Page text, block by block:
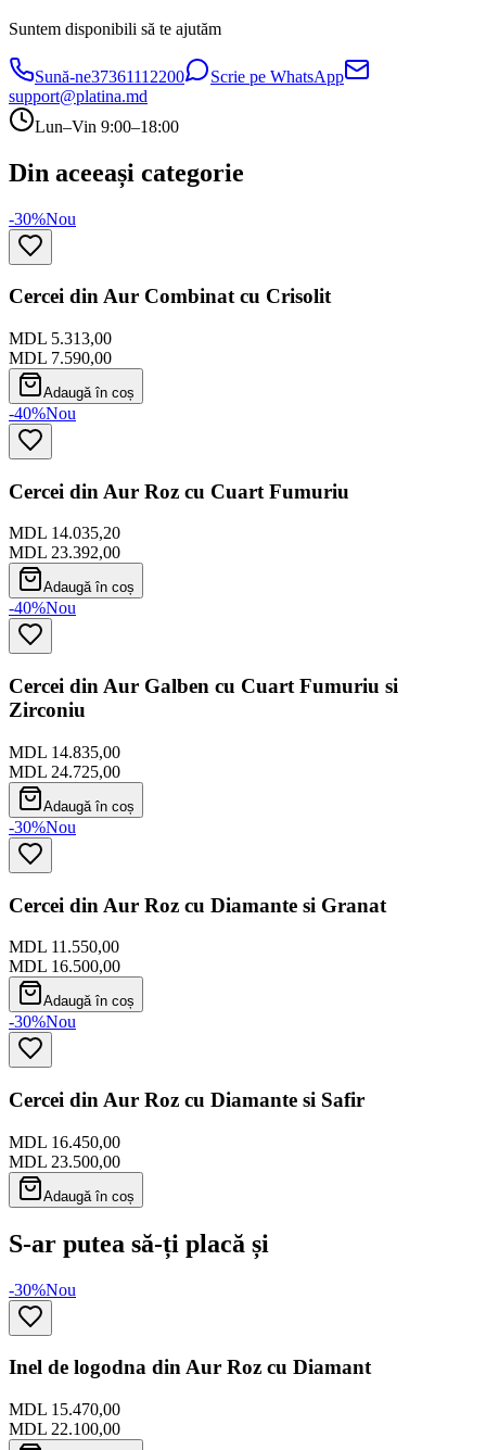
Suntem disponibili să te ajutăm
Sună-ne37361112200
Scrie pe WhatsApp
support@platina.md
Lun–Vin 9:00–18:00
Din aceeași categorie
-30%Nou
Cercei din Aur Combinat cu Crisolit
MDL 5.313,00
MDL 7.590,00
Adaugă în coș
-40%Nou
Cercei din Aur Roz cu Cuart Fumuriu
MDL 14.035,20
MDL 23.392,00
Adaugă în coș
-40%Nou
Cercei din Aur Galben cu Cuart Fumuriu si
Zirconiu
MDL 14.835,00
MDL 24.725,00
Adaugă în coș
-30%Nou
Cercei din Aur Roz cu Diamante si Granat
MDL 11.550,00
MDL 16.500,00
Adaugă în coș
-30%Nou
Cercei din Aur Roz cu Diamante si Safir
MDL 16.450,00
MDL 23.500,00
Adaugă în coș
S-ar putea să-ți placă și
-30%Nou
Inel de logodna din Aur Roz cu Diamant
MDL 15.470,00
MDL 22.100,00